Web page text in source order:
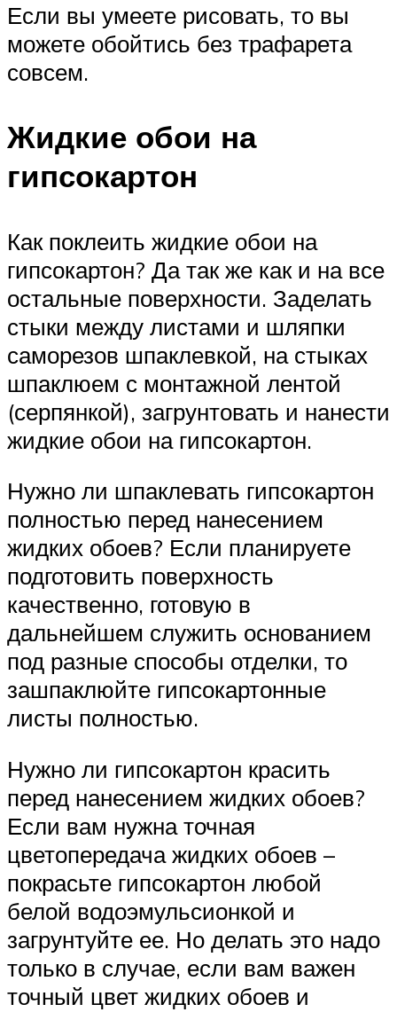
Если вы умеете рисовать, то вы
можете обойтись без трафарета
совсем.
Жидкие обои на
гипсокартон
Как поклеить жидкие обои на
гипсокартон? Да так же как и на все
остальные поверхности. Заделать
стыки между листами и шляпки
саморезов шпаклевкой, на стыках
шпаклюем с монтажной лентой
(серпянкой), загрунтовать и нанести
жидкие обои на гипсокартон.
Нужно ли шпаклевать гипсокартон
полностью перед нанесением
жидких обоев? Если планируете
подготовить поверхность
качественно, готовую в
дальнейшем служить основанием
под разные способы отделки, то
зашпаклюйте гипсокартонные
листы полностью.
Нужно ли гипсокартон красить
перед нанесением жидких обоев?
Если вам нужна точная
цветопередача жидких обоев –
покрасьте гипсокартон любой
белой водоэмульсионкой и
загрунтуйте ее. Но делать это надо
только в случае, если вам важен
точный цвет жидких обоев и